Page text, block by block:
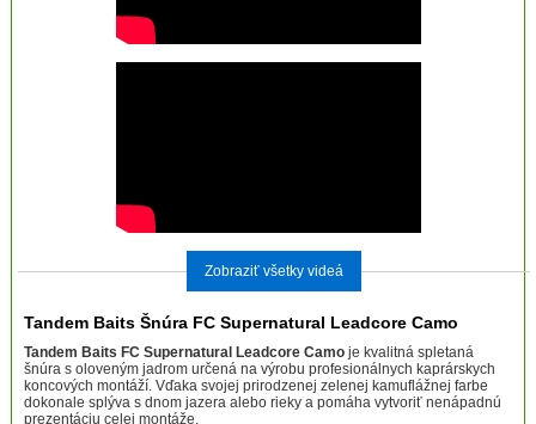
Zobraziť všetky videá
Tandem Baits Šnúra FC Supernatural Leadcore Camo
Tandem Baits FC Supernatural Leadcore Camoje kvalitná spletaná
šnúra s oloveným jadrom určená na výrobu profesionálnych kaprárskych
koncových montáží. Vďaka svojej prirodzenej zelenej kamuflážnej farbe
dokonale splýva s dnom jazera alebo rieky a pomáha vytvoriť nenápadnú
prezentáciu celej montáže.